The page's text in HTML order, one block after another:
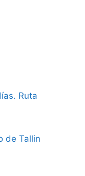
Ruta
de Tallin